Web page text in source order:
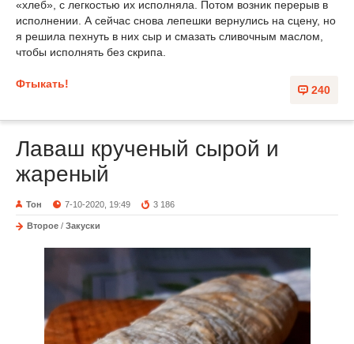
«хлеб», с легкостью их исполняла. Потом возник перерыв в
исполнении. А сейчас снова лепешки вернулись на сцену, но
я решила пехнуть в них сыр и смазать сливочным маслом,
чтобы исполнять без скрипа.
240
Фтыкать!
Лаваш крученый сырой и
жареный
Тон 7-10-2020, 19:49 3 186
Второе / Закуски